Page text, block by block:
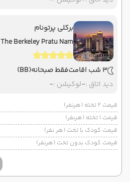
برکلی پرتونام
The Berkeley Pratu Nam
3 شب اقامت فقط صبحانه(BB)
دید اتاق :-لوکیشن :-
قیمت 2 تخته (هرنفر)
قیمت 1 تخته (هرنفر)
قیمت کودک با تخت (هر نفر)
قیمت کودک بدون تخت (هرنفر)